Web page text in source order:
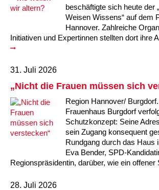
Ortsverein Arnum
Ortsverein Bennigsen
Ortsverein Bredenbeck
Ortsverein Godshorn
Ortsverein Fuhrberg
Ortsverein Berenbostel
Ortsverein Burgdorf
Ortsverein Burgdorf
Kindertagesstätte Freytagstraße
Kindertagesstätte Gottfried-Keller-
Kindertagesstätte Große Pranke
Kindertagesstätte Herbartstraße
Kindertagesstätte Hiltrud-Grote-Weg
Kindertagesstätte Elmstraße /
Kindertagesstätte
Kindertagesstätte Freytagstraße
Kindertagesstätte Gehägestraße
Kindertagesstätte Gorch-Fock-
Kindertagesstätte Gottfried-Keller-
Familienzentrum
Kindertagesstätte Pfarrlandplatz
Hort Salzmannstraße
Familienzentrum
Außenstelle Hort Stenhusenstraße
Kindertagesstätte Sylter Weg
Kindertagesstätte Mühenkamp /
Kindertagesstätte Petermannstraße
Kindertagesstätte Schweriner Straße
Life Kinetik
Yoga in der Schwangerschaft
Stretch und Relax
Fitness für Frauen
Online Pflege- und Seniorenberatung
Helfende Hände
Beratungsangebote
Jugendwohnen im Stadtteil
Ältere Menschen
Mehrsprachige Beratung
Wegweiser Seniorenkompass
Infotelefon
Berufssprachkurse
Migrationsberatung für junge Menschen
Interkulturelle Beratung für ältere
Menschen mit Behinderungen
beschäftigte sich heute der
Weisen Wissens“ auf dem
Hannover. Zahlreiche
Initiativen und Expertinnen stellten dort ihre
31. Juli 2026
„Nicht die Frauen müssen sich
Region Hannover/
Frauenhaus Burgdorf
Schutzkonzept: Seine
sein Zugang konsequent
Rundgang durch das Haus
Eva Bender, SPD-
Regionspräsidentin, darüber, wie ein offener
28. Juli 2026